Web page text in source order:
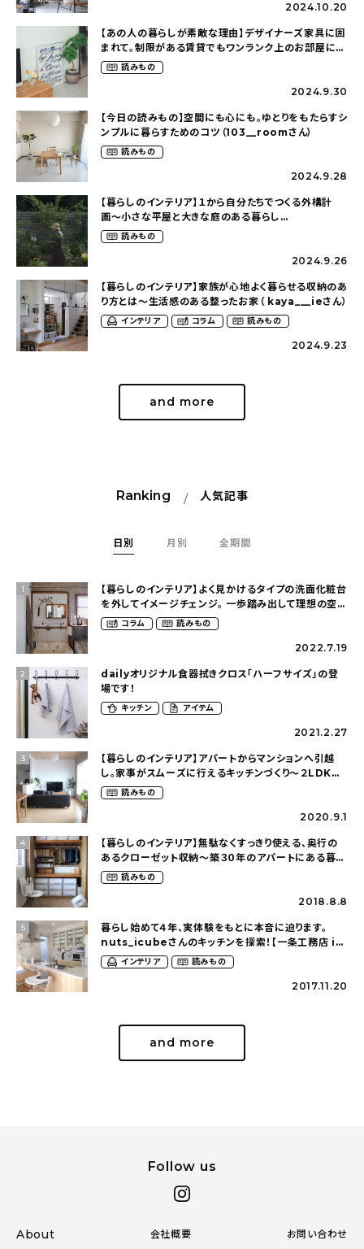
2024.10.20
【あの人の暮らしが素敵な理由】デザイナーズ家具に囲
まれて。制限がある賃貸でもワンランク上のお部屋に〜
狭くても好きな暮らしのこと（_____chika708さん）
読みもの
2024.9.30
【今日の読みもの】空間にも心にも。ゆとりをもたらすシ
ンプルに暮らすためのコツ（103__roomさん）
読みもの
2024.9.28
【暮らしのインテリア】１から自分たちでつくる外構計
画〜小さな平屋と大きな庭のある暮らし
（tsumikiniwaさん）
読みもの
2024.9.26
【暮らしのインテリア】家族が心地よく暮らせる収納のあ
り方とは〜生活感のある整ったお家（ kaya___ieさん）
インテリア コラム 読みもの
2024.9.23
and more
Ranking 人気記事
日別 月別 全期間
1
【暮らしのインテリア】よく見かけるタイプの洗面化粧台
を外してイメージチェンジ。 一歩踏み出して理想の空間
へ〜築１２年の建売住宅をDIYする暮らし
（asasa0509さん）
コラム 読みもの
2022.7.19
2
dailyオリジナル食器拭きクロス「ハーフサイズ」の登
場です！
キッチン アイテム
2021.2.27
3
【暮らしのインテリア】アパートからマンションへ引越
し。家事がスムーズに行えるキッチンづくり〜２LDKの
賃貸暮らし（mari_ppe_さん）
読みもの
2020.9.1
4
【暮らしのインテリア】無駄なくすっきり使える、奥行の
あるクローゼット収納〜築３０年のアパートにある暮ら
し（mari_ppe_さん）
読みもの
2018.8.8
5
暮らし始めて４年、実体験をもとに本音に迫ります。
nuts_icubeさんのキッチンを探索！【一条工務店 i-
cube】インテリア 読みもの
2017.11.20
and more
Follow us
About 会社概要 お問い合わせ